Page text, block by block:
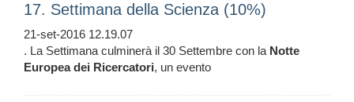
17. Settimana della Scienza (10%)
21-set-2016 12.19.07
. La Settimana culminerà il 30 Settembre con la Notte
Europea dei Ricercatori, un evento